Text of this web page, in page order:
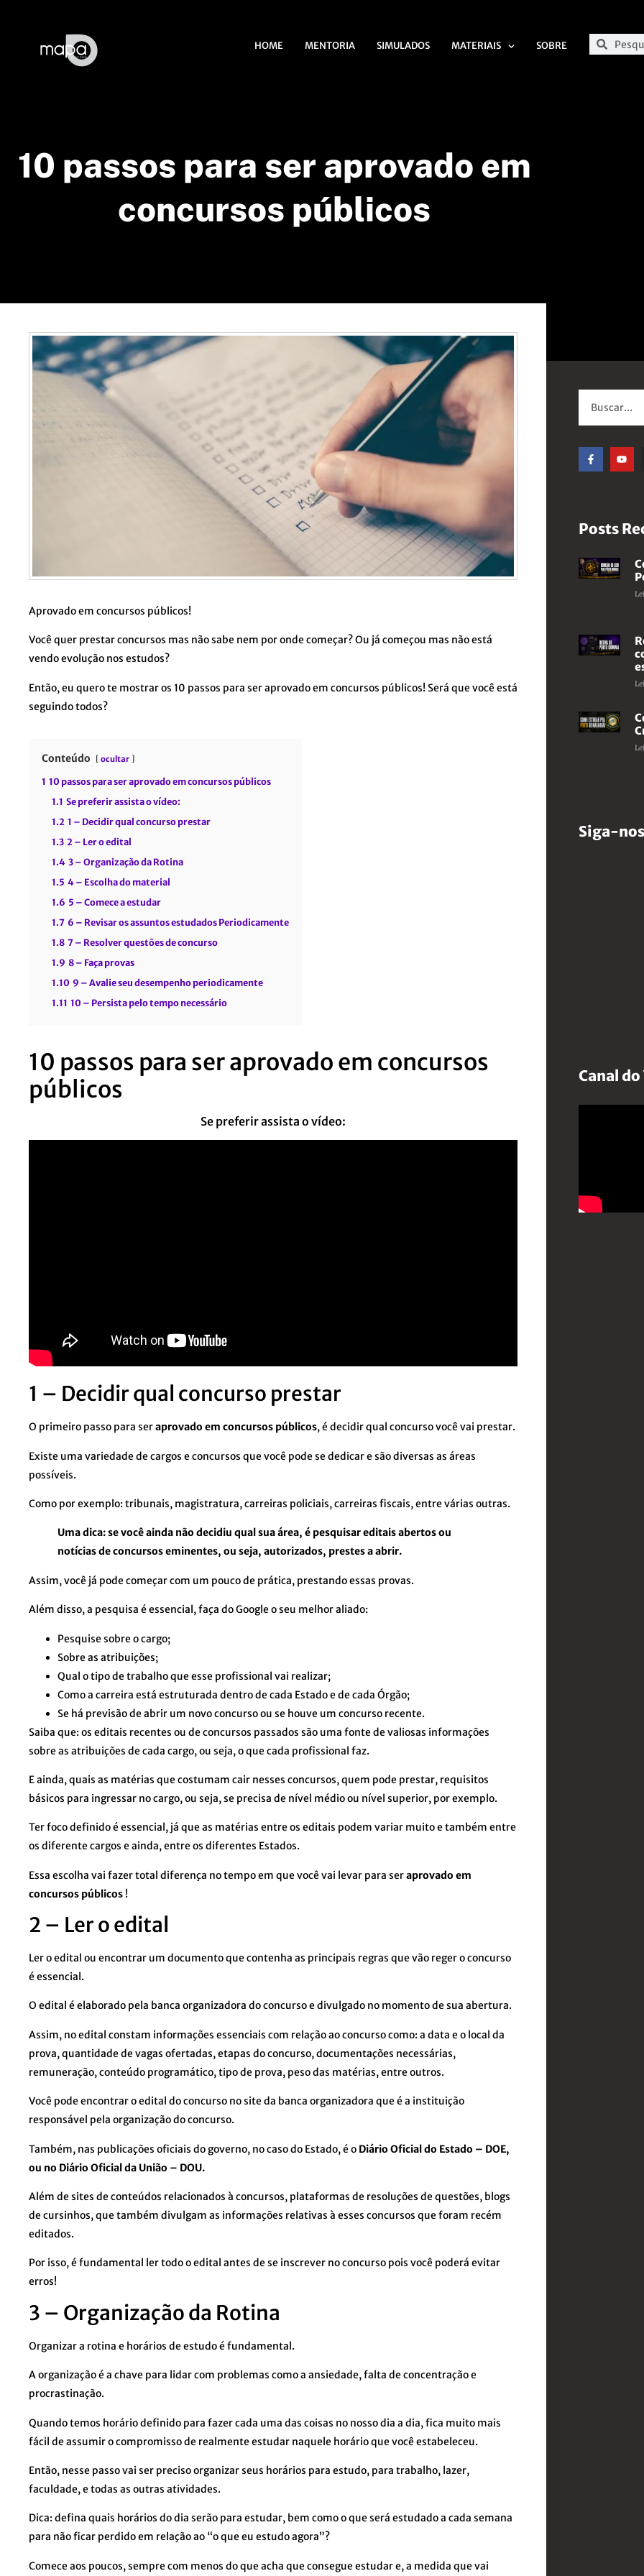
HOME MENTORIA SIMULADOS MATERIAIS SOBRE
10 passos para ser aprovado em
concursos públicos
Aprovado em concursos públicos!
Você quer prestar concursos mas não sabe nem por onde começar? Ou já começou mas não está
vendo evolução nos estudos?
Então, eu quero te mostrar os 10 passos para ser aprovado em concursos públicos! Será que você está
seguindo todos?
Conteúdo ocultar
1 10 passos para ser aprovado em concursos públicos
1.1 Se preferir assista o vídeo:
1.2 1 – Decidir qual concurso prestar
1.3 2 – Ler o edital
1.4 3 – Organização da Rotina
1.5 4 – Escolha do material
1.6 5 – Comece a estudar
1.7 6 – Revisar os assuntos estudados Periodicamente
1.8 7 – Resolver questões de concurso
1.9 8 – Faça provas
1.10 9 – Avalie seu desempenho periodicamente
1.11 10 – Persista pelo tempo necessário
10 passos para ser aprovado em concursos
públicos
Se preferir assista o vídeo:
1 – Decidir qual concurso prestar
O primeiro passo para seraprovado em concursos públicos, é decidir qual concurso você vai prestar.
Existe uma variedade de cargos e concursos que você pode se dedicar e são diversas as áreas
possíveis.
Como por exemplo: tribunais, magistratura, carreiras policiais, carreiras fiscais, entre várias outras.
Uma dica: se você ainda não decidiu qual sua área, é pesquisar editais abertos ou
notícias de concursos eminentes, ou seja, autorizados, prestes a abrir.
Assim, você já pode começar com um pouco de prática, prestando essas provas.
Além disso, a pesquisa é essencial, faça do Google o seu melhor aliado:
Pesquise sobre o cargo;
Sobre as atribuições;
Qual o tipo de trabalho que esse profissional vai realizar;
Como a carreira está estruturada dentro de cada Estado e de cada Órgão;
Se há previsão de abrir um novo concurso ou se houve um concurso recente.
Saiba que: os editais recentes ou de concursos passados são uma fonte de valiosas informações
sobre as atribuições de cada cargo, ou seja, o que cada profissional faz.
E ainda, quais as matérias que costumam cair nesses concursos, quem pode prestar, requisitos
básicos para ingressar no cargo, ou seja, se precisa de nível médio ou nível superior, por exemplo.
Ter foco definido é essencial, já que as matérias entre os editais podem variar muito e também entre
os diferente cargos e ainda, entre os diferentes Estados.
Essa escolha vai fazer total diferença no tempo em que você vai levar para seraprovado em
concursos públicos !
2 – Ler o edital
Ler o edital ou encontrar um documento que contenha as principais regras que vão reger o concurso
é essencial.
O edital é elaborado pela banca organizadora do concurso e divulgado no momento de sua abertura.
Assim, no edital constam informações essenciais com relação ao concurso como: a data e o local da
prova, quantidade de vagas ofertadas, etapas do concurso, documentações necessárias,
remuneração, conteúdo programático, tipo de prova, peso das matérias, entre outros.
Você pode encontrar o edital do concurso no site da banca organizadora que é a instituição
responsável pela organização do concurso.
Também, nas publicações oficiais do governo, no caso do Estado, é o Diário Oficial do Estado – DOE,
ou no Diário Oficial da União – DOU.
Além de sites de conteúdos relacionados à concursos, plataformas de resoluções de questões, blogs
de cursinhos, que também divulgam as informações relativas à esses concursos que foram recém
editados.
Por isso, é fundamental ler todo o edital antes de se inscrever no concurso pois você poderá evitar
erros!
3 – Organização da Rotina
Organizar a rotina e horários de estudo é fundamental.
A organização é a chave para lidar com problemas como a ansiedade, falta de concentração e
procrastinação.
Quando temos horário definido para fazer cada uma das coisas no nosso dia a dia, fica muito mais
fácil de assumir o compromisso de realmente estudar naquele horário que você estabeleceu.
Então, nesse passo vai ser preciso organizar seus horários para estudo, para trabalho, lazer,
faculdade, e todas as outras atividades.
Dica: defina quais horários do dia serão para estudar, bem como o que será estudado a cada semana
para não ficar perdido em relação ao “o que eu estudo agora”?
Comece aos poucos, sempre com menos do que acha que consegue estudar e, a medida que vai
Posts
Siga-
Canal do